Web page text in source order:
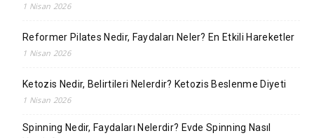
1 Nisan 2026
Reformer Pilates Nedir, Faydaları Neler? En Etkili Hareketler
1 Nisan 2026
Ketozis Nedir, Belirtileri Nelerdir? Ketozis Beslenme Diyeti
1 Nisan 2026
Spinning Nedir, Faydaları Nelerdir? Evde Spinning Nasıl